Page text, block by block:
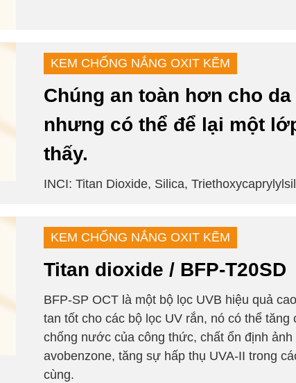
KEM CHỐNG NẮNG OXIT KẼM
Chúng an toàn hơn cho
nhưng có thể để lại một
thấy.
INCI: Titan Dioxide, Silica,
KEM CHỐNG NẮNG OXIT KẼM
Titan dioxide / BFP-T20SD
BFP-SP OCT là một bộ lọc UVB hiệu quả
tan tốt cho các bộ lọc UV rắn, nó có thể tăng
chống nước của công thức, chất ổn định ảnh
avobenzone, tăng sự hấp thụ UVA-II trong
cùng.